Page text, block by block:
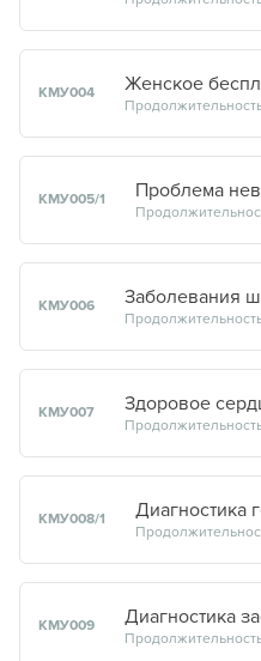
КМУ004 Женское
КМУ005/1 Проблема
КМУ006 Заболевания
КМУ007 Здоровое
КМУ008/1 Диагностика
КМУ009 Диагностика